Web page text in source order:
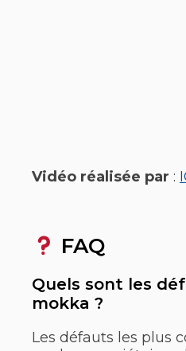
Vidéo réalisée par :
FAQ
Quels sont les
mokka ?
Les défauts les plus